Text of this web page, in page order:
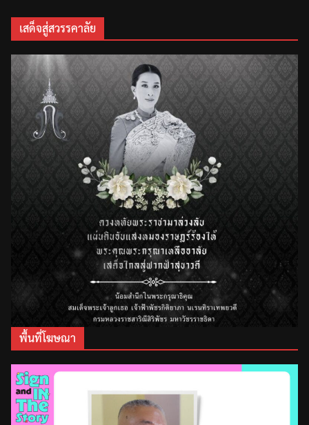
เสด็จสู่สวรรคาลัย
พื้นที่โฆษณา